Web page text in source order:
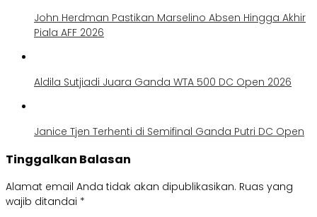
John Herdman Pastikan Marselino Absen Hingga Akhir
Piala AFF 2026
Aldila Sutjiadi Juara Ganda WTA 500 DC Open 2026
Janice Tjen Terhenti di Semifinal Ganda Putri DC Open
Tinggalkan Balasan
Alamat email Anda tidak akan dipublikasikan. Ruas yang
wajib ditandai *